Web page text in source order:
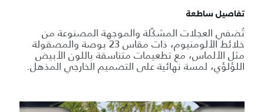
تفاصيل ساطعة
تُضفي العجلات المشكّلة والموجهة المصنوعة من
خلائط الألومنيوم، ذات مقاس 23 بوصة والمصقولة
مثل الألماس، مع تطعيمات متناسقة باللون الأبيض
اللؤلؤي، لمسة نهائية على التصميم الخارجي المذهل.